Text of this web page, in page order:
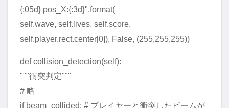
{:05d} pos_X:{:3d}".format(
self.wave, self.lives, self.score,
self.player.rect.center[0]), False, (255,255,255))
def collision_detection(self):
"""衝突判定"""
# 略
if beam_collided: # プレイヤーと衝突したビームが